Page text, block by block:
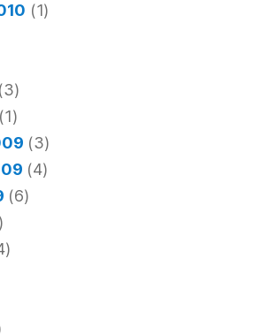
(1)
(3)
(1)
(3)
(4)
(6)